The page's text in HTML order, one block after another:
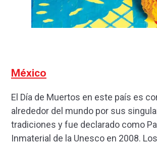
México
El Día de Muertos en este país es
alrededor del mundo por sus
tradiciones y fue declarado como
Inmaterial de la Unesco en 2008.